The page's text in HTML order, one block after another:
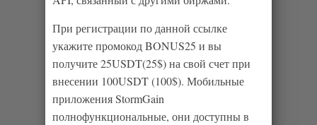
При регистрации по данной ссылке
укажите промокод BONUS25 и вы
получите 25USDT(25$) на свой счет при
внесении 100USDT (100$). Мобильные
приложения StormGain
полнофункциональные, они доступны в